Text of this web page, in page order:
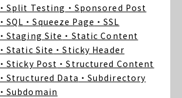
・Split Testing ・Sponsored Post
・SQL ・Squeeze Page ・SSL
・Staging Site ・Static Content
・Static Site ・Sticky Header
・Sticky Post ・Structured Content
・Structured Data ・Subdirectory
・Subdomain